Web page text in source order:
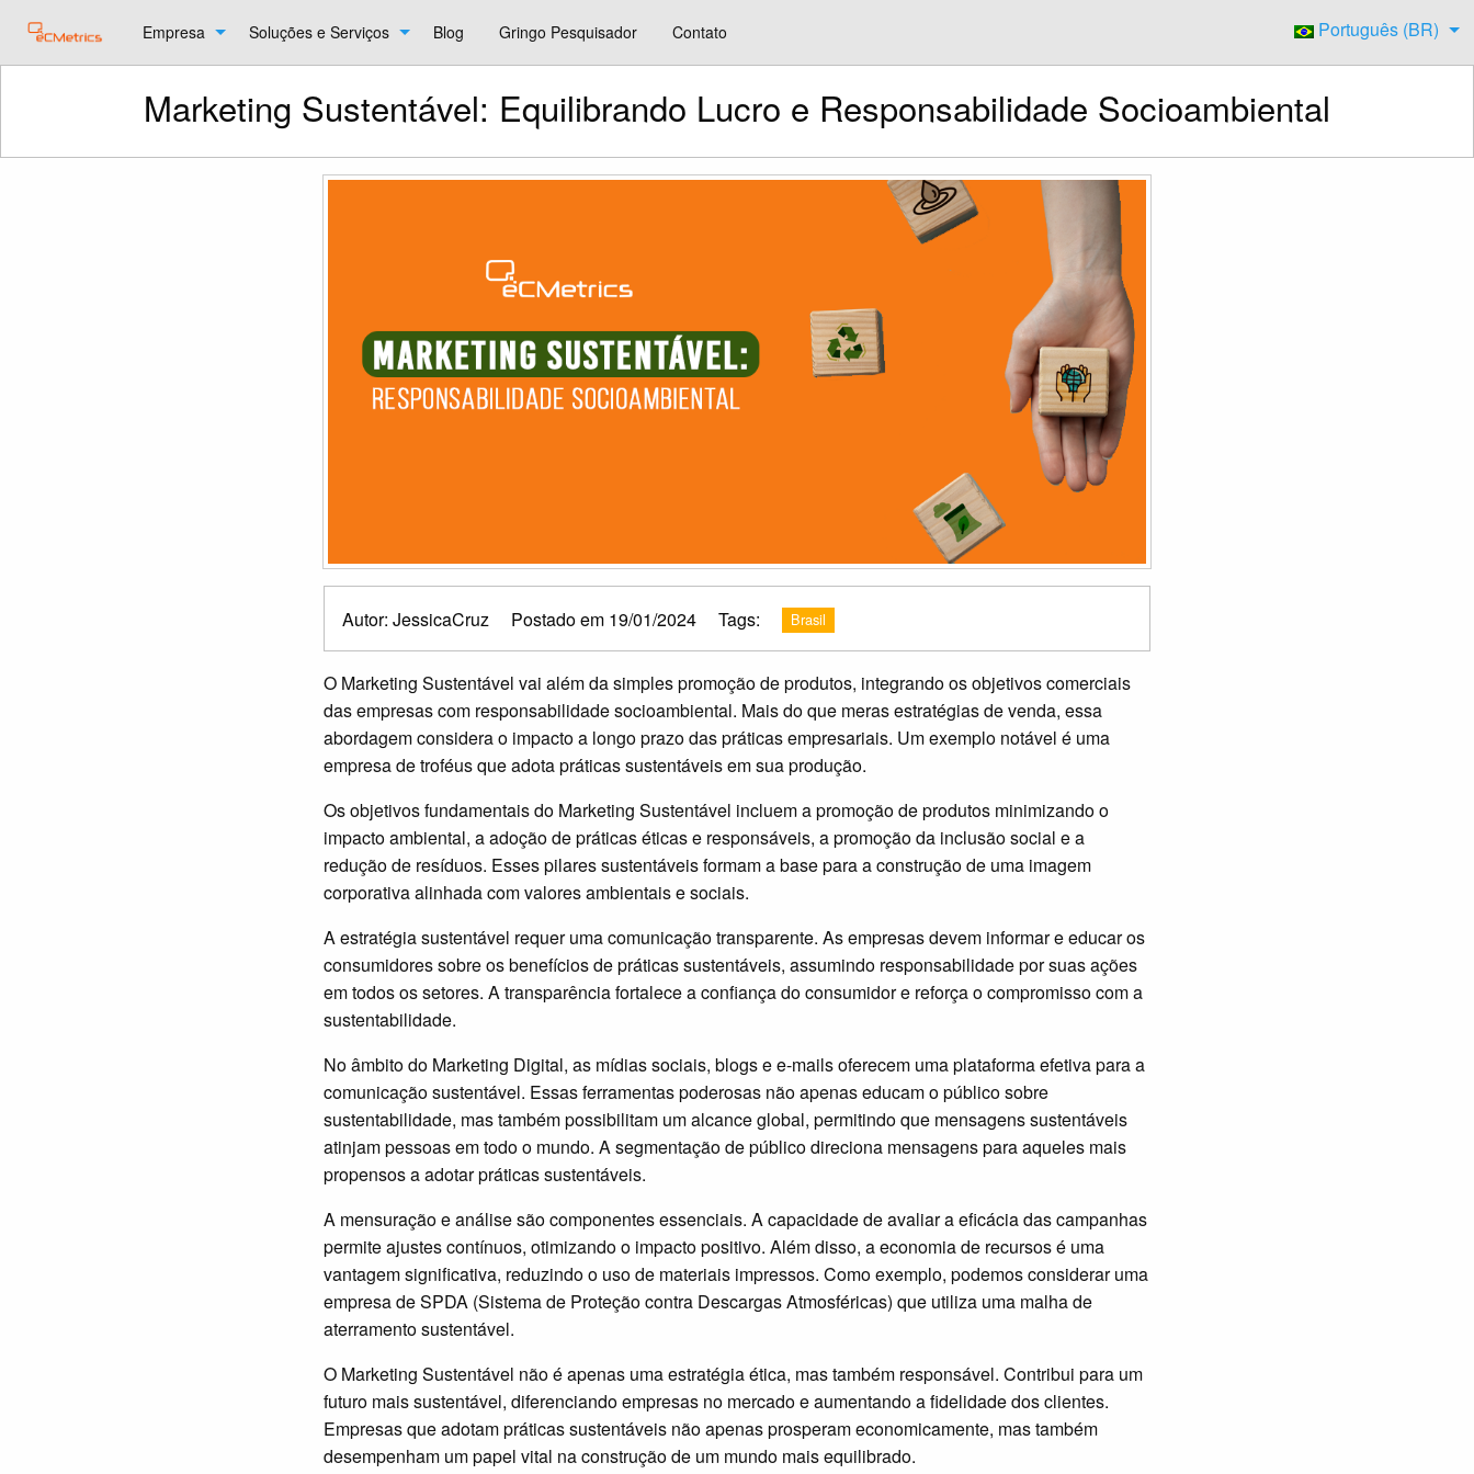
Empresa Soluções e Serviços Blog Gringo Pesquisador Contato Português (BR)
Marketing Sustentável: Equilibrando Lucro e Responsabilidade Socioambiental
Autor: JessicaCruz Postado em 19/01/2024 Tags: Brasil
O Marketing Sustentável vai além da simples promoção de produtos, integrando os objetivos comerciais
das empresas com responsabilidade socioambiental. Mais do que meras estratégias de venda, essa
abordagem considera o impacto a longo prazo das práticas empresariais. Um exemplo notável é uma
empresa de troféus que adota práticas sustentáveis em sua produção.
Os objetivos fundamentais do Marketing Sustentável incluem a promoção de produtos minimizando o
impacto ambiental, a adoção de práticas éticas e responsáveis, a promoção da inclusão social e a
redução de resíduos. Esses pilares sustentáveis formam a base para a construção de uma imagem
corporativa alinhada com valores ambientais e sociais.
A estratégia sustentável requer uma comunicação transparente. As empresas devem informar e educar os
consumidores sobre os benefícios de práticas sustentáveis, assumindo responsabilidade por suas ações
em todos os setores. A transparência fortalece a confiança do consumidor e reforça o compromisso com a
sustentabilidade.
No âmbito do Marketing Digital, as mídias sociais, blogs e e-mails oferecem uma plataforma efetiva para a
comunicação sustentável. Essas ferramentas poderosas não apenas educam o público sobre
sustentabilidade, mas também possibilitam um alcance global, permitindo que mensagens sustentáveis
atinjam pessoas em todo o mundo. A segmentação de público direciona mensagens para aqueles mais
propensos a adotar práticas sustentáveis.
A mensuração e análise são componentes essenciais. A capacidade de avaliar a eficácia das campanhas
permite ajustes contínuos, otimizando o impacto positivo. Além disso, a economia de recursos é uma
vantagem significativa, reduzindo o uso de materiais impressos. Como exemplo, podemos considerar uma
empresa de SPDA (Sistema de Proteção contra Descargas Atmosféricas) que utiliza uma malha de
aterramento sustentável.
O Marketing Sustentável não é apenas uma estratégia ética, mas também responsável. Contribui para um
futuro mais sustentável, diferenciando empresas no mercado e aumentando a fidelidade dos clientes.
Empresas que adotam práticas sustentáveis não apenas prosperam economicamente, mas também
desempenham um papel vital na construção de um mundo mais equilibrado.